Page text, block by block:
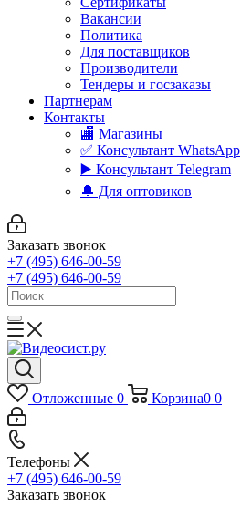
Вакансии
Политика
Для поставщиков
Производители
Тендеры и госзаказы
Партнерам
Контакты
🏬 Магазины
✅️ Консультант WhatsApp
▶️ Консультант Telegram
🔔 Для оптовиков
Заказать звонок
+7 (495) 646-00-59
+7 (495) 646-00-59
Отложенные 0 Корзина0 0
Телефоны
+7 (495) 646-00-59
Заказать звонок